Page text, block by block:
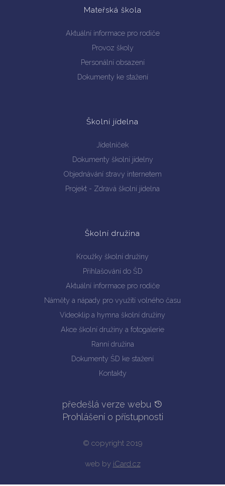
Mateřská škola
Aktuální informace pro rodiče
Provoz školy
Personální obsazení
Dokumenty ke stažení
Školní jídelna
Jídelníček
Dokumenty školní jídelny
Objednávání stravy internetem
Projekt - Zdravá školní jídelna
Školní družina
Kroužky školní družiny
Přihlašování do ŠD
Aktuální informace pro rodiče
Náměty a nápady pro využití volného času
Videoklip a hymna školní družiny
Akce školní družiny a fotogalerie
Ranní družina
Dokumenty ŠD ke stažení
Kontakty
předešlá verze webu
Prohlášení o přístupnosti
© copyright 2019
web by iCard.cz